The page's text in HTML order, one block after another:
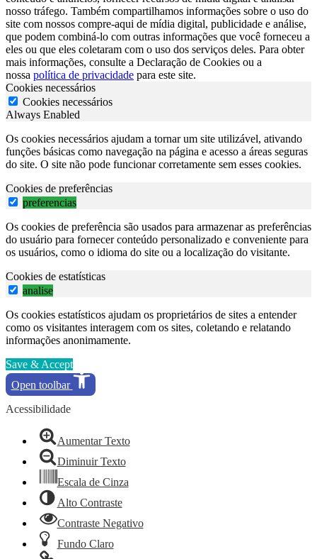
nosso tráfego. Também compartilhamos informações sobre o uso do
site com nossos compre-aqui de mídia digital, publicidade e análise,
que podem combiná-lo com outras informações que você forneceu a
eles ou que eles coletaram com o uso dos serviços deles. Para obter
mais informações, consulte a Declaração de Cookies ou a
nossa política de privacidade para este site.
Cookies necessários
Cookies necessários
Always Enabled
Os cookies necessários ajudam a tornar um site utilizável, ativando
funções básicas como navegação na página e acesso a áreas seguras
do site. O site não pode funcionar corretamente sem esses cookies.
Cookies de preferências
preferencias
Os cookies de preferência são usados para armazenar as preferências
do usuário para fornecer conteúdo personalizado e conveniente para
os usuários, como o idioma do site ou a localização do visitante.
Cookies de estatísticas
analise
Os cookies estatísticos ajudam os proprietários de sites a entender
como os visitantes interagem com os sites, coletando e relatando
informações anonimamente.
Save & Accept
Open toolbar
Acessibilidade
Aumentar Texto
Diminuir Texto
Escala de Cinza
Alto Contraste
Contraste Negativo
Fundo Claro